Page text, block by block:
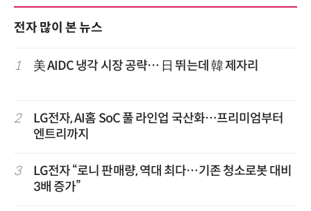
전자 많이 본 뉴스
1 美 AIDC 냉각 시장 공략… 日 뛰는데 韓 제자리
2
LG전자, AI홈 SoC 풀 라인업 국산화…프리미엄부터
엔트리까지
3
LG전자 “로니 판매량, 역대 최다…기존 청소로봇 대비
3배 증가”